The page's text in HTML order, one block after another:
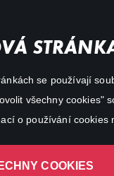
se používají
všechny cookies"
o používání cookies
COOKIES